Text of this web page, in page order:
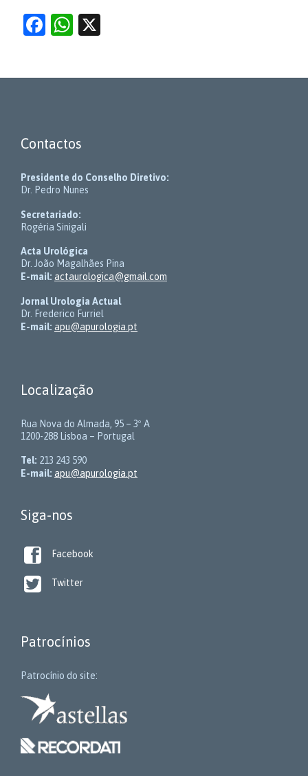
Facebook
WhatsApp
Contactos
Presidente do Conselho Diretivo:
Dr. Pedro Nunes
Secretariado:
Rogéria Sinigali
Acta Urológica
Dr. João Magalhães Pina
E-mail: actaurologica@gmail.com
Jornal Urologia Actual
Dr. Frederico Furriel
E-mail: apu@apurologia.pt
Localização
Rua Nova do Almada, 95 – 3º A
1200-288 Lisboa – Portugal
Tel: 213 243 590
E-mail: apu@apurologia.pt
Siga-nos
 Facebook
 Twitter
Patrocínios
Patrocínio do site: